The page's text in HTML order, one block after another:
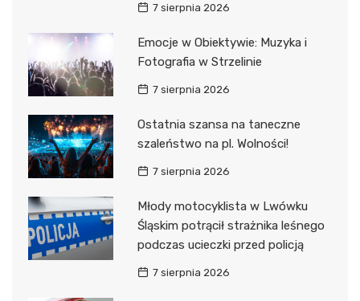
7 sierpnia 2026
Emocje w Obiektywie: Muzyka i
Fotografia w Strzelinie
7 sierpnia 2026
Ostatnia szansa na taneczne
szaleństwo na pl. Wolności!
7 sierpnia 2026
Młody motocyklista w Lwówku
Śląskim potrącił strażnika leśnego
podczas ucieczki przed policją
7 sierpnia 2026